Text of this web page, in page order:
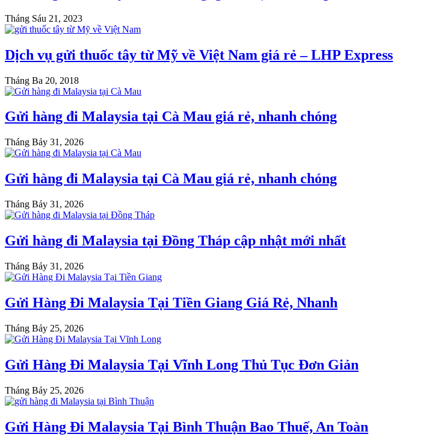
Tháng Sáu 21, 2023
Dịch vụ gửi thuốc tây từ Mỹ về Việt Nam giá rẻ – LHP Express
Tháng Ba 20, 2018
Gửi hàng đi Malaysia tại Cà Mau giá rẻ, nhanh chóng
Tháng Bảy 31, 2026
Gửi hàng đi Malaysia tại Cà Mau giá rẻ, nhanh chóng
Tháng Bảy 31, 2026
Gửi hàng đi Malaysia tại Đồng Tháp cập nhật mới nhất
Tháng Bảy 31, 2026
Gửi Hàng Đi Malaysia Tại Tiền Giang Giá Rẻ, Nhanh
Tháng Bảy 25, 2026
Gửi Hàng Đi Malaysia Tại Vĩnh Long Thủ Tục Đơn Giản
Tháng Bảy 25, 2026
Gửi Hàng Đi Malaysia Tại Bình Thuận Bao Thuế, An Toàn